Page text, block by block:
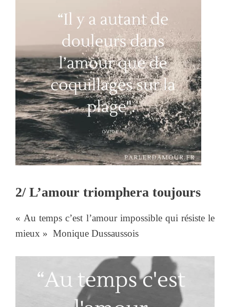
2/ L’amour triomphera toujours
« Au temps c’est l’amour impossible qui résiste le
mieux » Monique Dussaussois